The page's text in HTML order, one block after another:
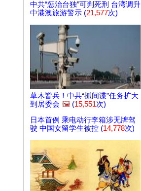
中共“惩治台独”可判死刑 台湾调升
中港澳旅游警示 (21,577次)
草木皆兵！中共“抓间谍”任务扩大
到居委会 🖼️ (15,551次)
日本首例 乘电动行李箱涉无牌驾
驶 中国女留学生被控 (14,778次)